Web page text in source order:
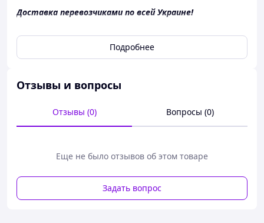
Доставка перевозчиками по всей Украине!
Подробнее
Отзывы и вопросы
Отзывы (0) Вопросы (0)
Еще не было отзывов об этом товаре
Задать вопрос